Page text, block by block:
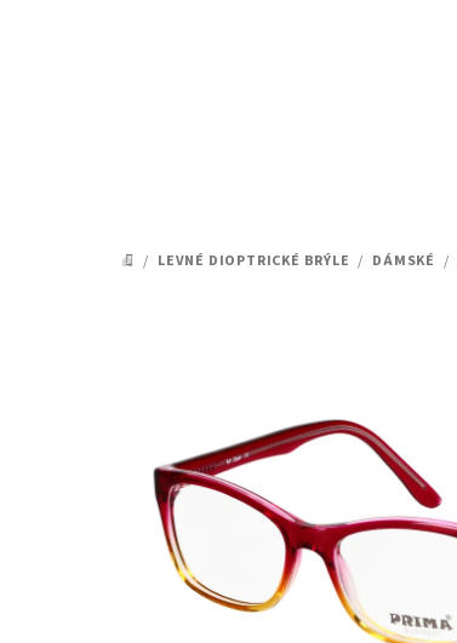
DOMŮ
/ LEVNÉ DIOPTRICKÉ BRÝLE / DÁMSKÉ /